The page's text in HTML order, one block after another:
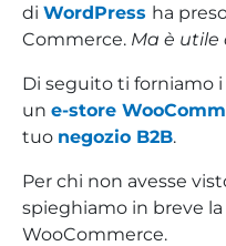
di WordPress ha
Commerce. Ma è utile
Di seguito ti forniamo
un e-store
tuo negozio B2B.
Per chi non avesse
spieghiamo in breve
WooCommerce.